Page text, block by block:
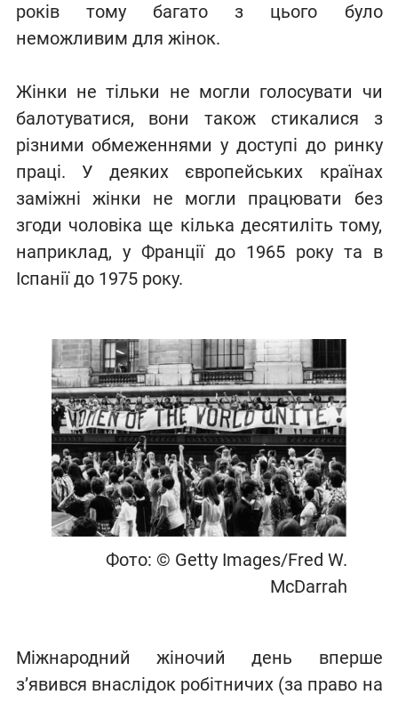
років тому багато з цього було
неможливим для жінок.
Жінки не тільки не могли голосувати чи
балотуватися, вони також стикалися з
різними обмеженнями у доступі до ринку
праці. У деяких європейських країнах
заміжні жінки не могли працювати без
згоди чоловіка ще кілька десятиліть тому,
наприклад, у Франції до 1965 року та в
Іспанії до 1975 року.
Фото: © Getty Images/Fred W.
McDarrah
Міжнародний жіночий день вперше
з’явився внаслідок робітничих (за право на